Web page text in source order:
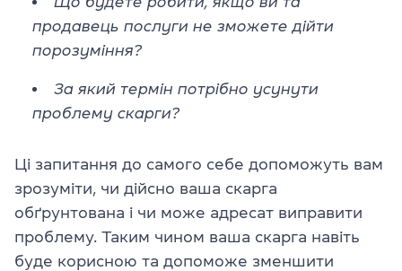
продавець послуги не зможете дійти
порозуміння?
За який термін потрібно усунути
проблему скарги?
Ці запитання до самого себе допоможуть вам
зрозуміти, чи дійсно ваша скарга
обґрунтована і чи може адресат виправити
проблему. Таким чином ваша скарга навіть
буде корисною та допоможе зменшити